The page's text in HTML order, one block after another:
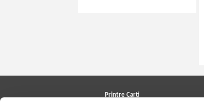
Printre Carti